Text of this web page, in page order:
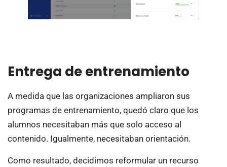
Entrega de entrenamiento
A medida que las organizaciones ampliaron sus
programas de entrenamiento, quedó claro que los
alumnos necesitaban más que solo acceso al
contenido. Igualmente, necesitaban orientación.
Como resultado, decidimos reformular un recurso